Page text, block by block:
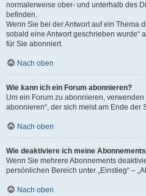
normalerweise ober- und unterhalb des
befinden.
Wenn Sie bei der Antwort auf ein Thema
sobald eine Antwort geschrieben wurde“
für Sie abonniert.
Nach oben
Wie kann ich ein Forum abonnieren?
Um ein Forum zu abonnieren,
abonnieren“, der sich meist am Ende der
Nach oben
Wie deaktiviere ich meine
Wenn Sie mehrere Abonnements
persönlichen Bereich unter „Einstieg“ –
Nach oben